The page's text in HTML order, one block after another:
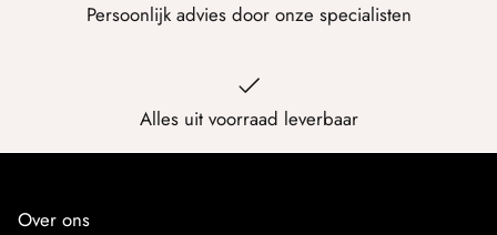
Persoonlijk advies door onze specialisten
Alles uit voorraad leverbaar
Over ons